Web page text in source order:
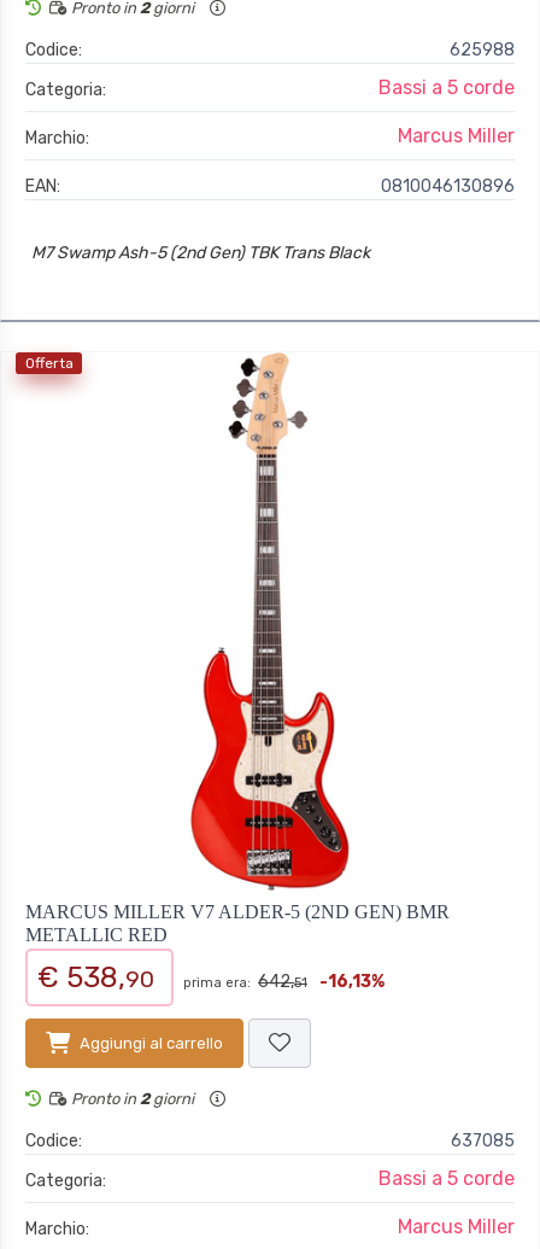
Pronto in 2giorni
Codice:
625988
Categoria:
Bassi a 5 corde
Marchio: Marcus Miller
EAN: 0810046130896
M7 Swamp Ash-5 (2nd Gen) TBK Trans Black
Offerta
MARCUS MILLER V7 ALDER-5 (2ND GEN) BMR
METALLIC RED
€ 538,90 prima era: 642,51 -16,13%
Aggiungi al carrello
Pronto in 2giorni
Codice:
637085
Categoria:
Bassi a 5 corde
Marchio: Marcus Miller